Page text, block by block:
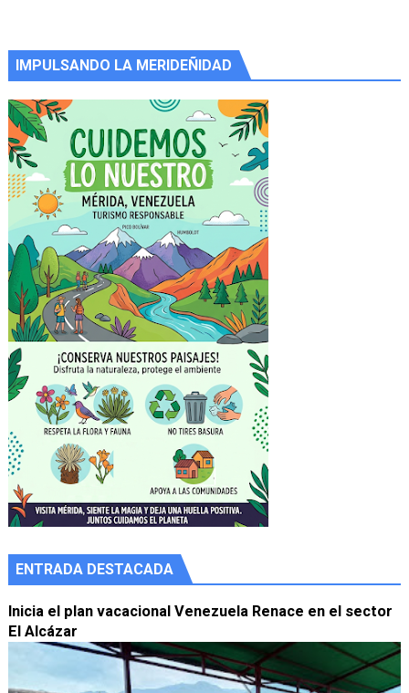
IMPULSANDO LA MERIDEÑIDAD
ENTRADA DESTACADA
Inicia el plan vacacional Venezuela Renace en el sector
El Alcázar